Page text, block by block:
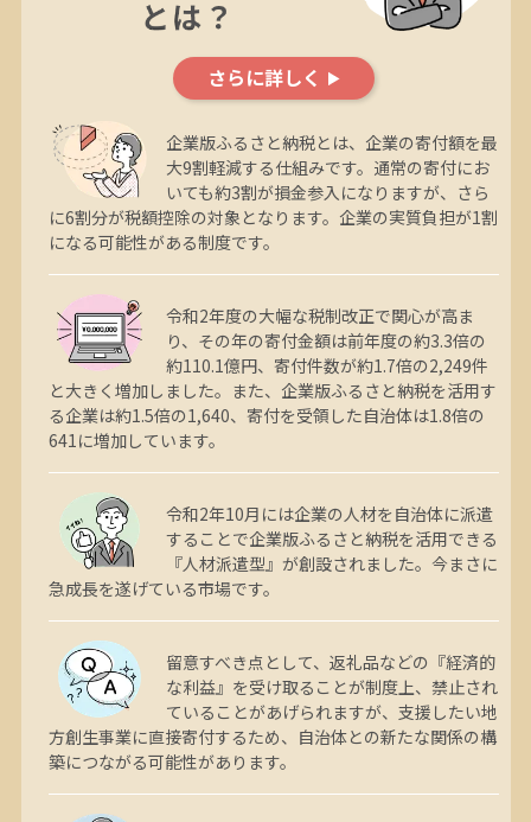
さらに詳しく
企業版ふるさと納税とは、企業の寄付額を最
大9割軽減する仕組みです。通常の寄付にお
いても約3割が損金参入になりますが、さら
に6割分が税額控除の対象となります。企業の実質負担が1割
になる可能性がある制度です。
令和2年度の大幅な税制改正で関心が高ま
り、その年の寄付金額は前年度の約3.3倍の
約110.1億円、寄付件数が約1.7倍の2,249件
と大きく増加しました。また、企業版ふるさと納税を活用す
る企業は約1.5倍の1,640、寄付を受領した自治体は1.8倍の
641に増加しています。
令和2年10月には企業の人材を自治体に派遣
することで企業版ふるさと納税を活用できる
『人材派遣型』が創設されました。今まさに
急成長を遂げている市場です。
留意すべき点として、返礼品などの『経済的
な利益』を受け取ることが制度上、禁止され
ていることがあげられますが、支援したい地
方創生事業に直接寄付するため、自治体との新たな関係の構
築につながる可能性があります。